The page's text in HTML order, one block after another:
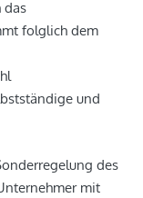
das
folglich dem
und
des
mit